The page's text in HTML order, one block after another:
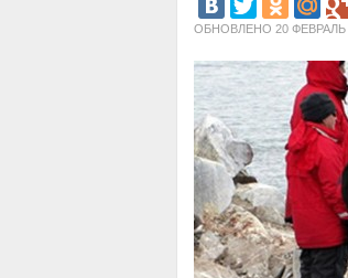
ОБНОВЛЕНО 20 ФЕВРАЛЬ